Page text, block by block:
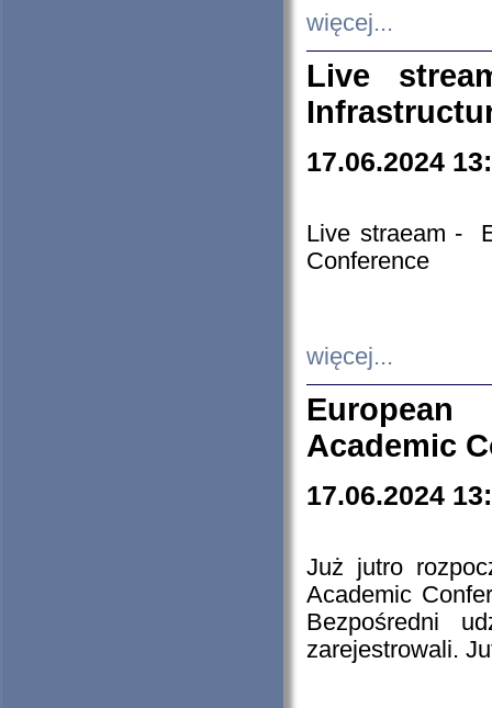
więcej...
Live
17.06.2024
Live straeam -
Conference
więcej...
European
Academic
17.06.2024
Już jutro
Academic
Bezpośredni
zarejestrowali.